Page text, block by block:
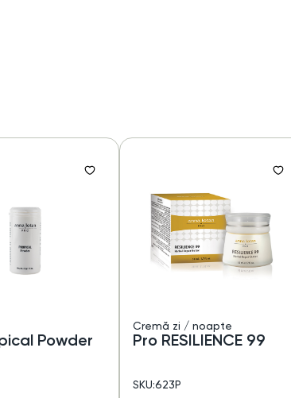
Powder
Cremă zi / noapte
Pro RESILIENCE 99
SKU:623P